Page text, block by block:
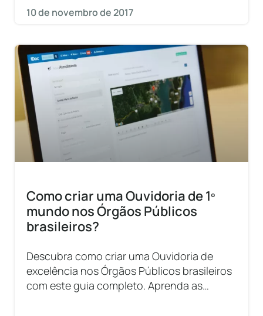
10 de novembro de 2017
Como criar uma Ouvidoria de 1º
mundo nos Órgãos Públicos
brasileiros?
Descubra como criar uma Ouvidoria de
excelência nos Órgãos Públicos brasileiros
com este guia completo. Aprenda as